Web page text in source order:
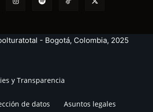
- Bogotá, Colombia, 2025
y Transparencia
de datos Asuntos legales